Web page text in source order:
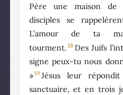
Père une maison de
disciples se
L’amour de ta
tourment. 18 Des Juifs
signe peux-tu nous
»19 Jésus leur
sanctuaire, et en trois